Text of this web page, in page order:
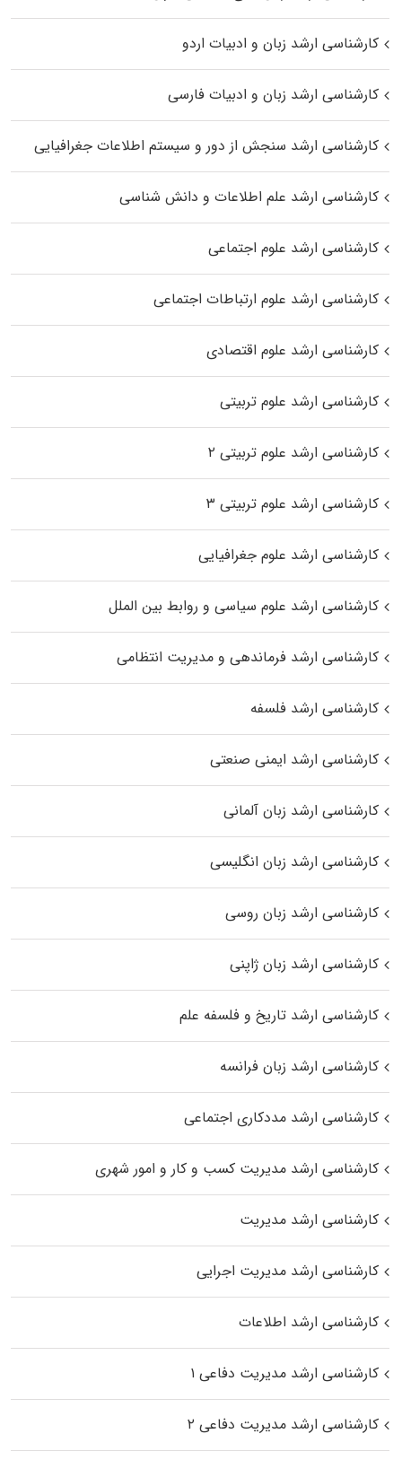
کارشناسی ارشد زبان و ادبیات اردو
کارشناسی ارشد زبان و ادبیات فارسی
کارشناسی ارشد سنجش از دور و سیستم اطلاعات جغرافیایی
کارشناسی ارشد علم اطلاعات و دانش شناسی
کارشناسی ارشد علوم اجتماعی
کارشناسی ارشد علوم ارتباطات اجتماعی
کارشناسی ارشد علوم اقتصادی
کارشناسی ارشد علوم تربیتی
کارشناسی ارشد علوم تربیتی ۲
کارشناسی ارشد علوم تربیتی ۳
کارشناسی ارشد علوم جغرافیایی
کارشناسی ارشد علوم سیاسی و روابط بین الملل
کارشناسی ارشد فرماندهی و مدیریت انتظامی
کارشناسی ارشد فلسفه
کارشناسی ارشد ایمنی صنعتی
کارشناسی ارشد زبان آلمانی
کارشناسی ارشد زبان انگلیسی
کارشناسی ارشد زبان روسی
کارشناسی ارشد زبان ژاپنی
کارشناسی ارشد تاریخ و فلسفه علم
کارشناسی ارشد زبان فرانسه
کارشناسی ارشد مددکاری اجتماعی
کارشناسی ارشد مدیریت کسب و کار و امور شهری
کارشناسی ارشد مدیریت
کارشناسی ارشد مدیریت اجرایی
کارشناسی ارشد اطلاعات
کارشناسی ارشد مدیریت دفاعی ۱
کارشناسی ارشد مدیریت دفاعی ۲